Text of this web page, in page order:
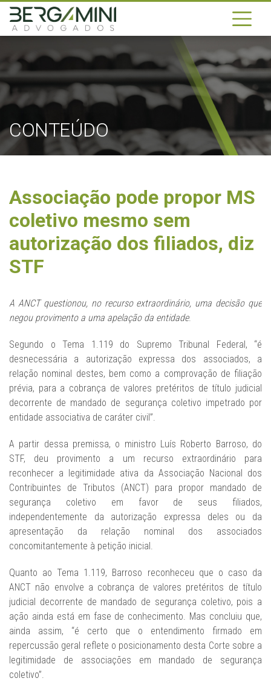
CONTEÚDO
Associação pode propor MS
coletivo mesmo sem
autorização dos filiados, diz
STF
A ANCT questionou, no recurso extraordinário, uma decisão que
negou provimento a uma apelação da entidade.
Segundo o Tema 1.119 do Supremo Tribunal Federal, “é
desnecessária a autorização expressa dos associados, a
relação nominal destes, bem como a comprovação de filiação
prévia, para a cobrança de valores pretéritos de título judicial
decorrente de mandado de segurança coletivo impetrado por
entidade associativa de caráter civil”.
A partir dessa premissa, o ministro Luís Roberto Barroso, do
STF, deu provimento a um recurso extraordinário para
reconhecer a legitimidade ativa da Associação Nacional dos
Contribuintes de Tributos (ANCT) para propor mandado de
segurança coletivo em favor de seus filiados,
independentemente da autorização expressa deles ou da
apresentação da relação nominal dos associados
concomitantemente à petição inicial.
Quanto ao Tema 1.119, Barroso reconheceu que o caso da
ANCT não envolve a cobrança de valores pretéritos de título
judicial decorrente de mandado de segurança coletivo, pois a
ação ainda está em fase de conhecimento. Mas concluiu que,
ainda assim, “é certo que o entendimento firmado em
repercussão geral reflete o posicionamento desta Corte sobre a
legitimidade de associações em mandado de segurança
coletivo”.